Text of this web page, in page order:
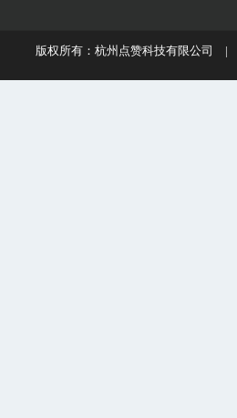
版权所有：杭州点赞科技有限公司